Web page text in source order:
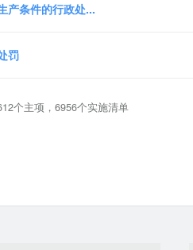
产条件的行政处...
罚
个主项，6956个实施清单